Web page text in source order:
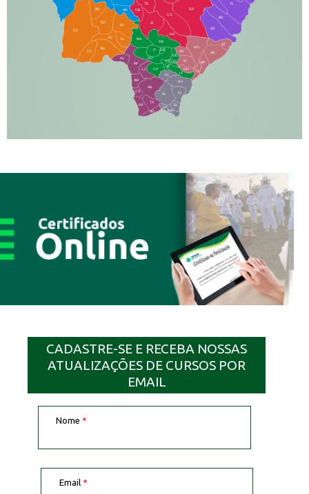
AN
TL
BR
SR
BT
AR
RP
CG
SI
NA
TA
NH
JT
RB
MA
IT
DR
DO
CP
JU
NV
IQ
EL
BD
BO
NI
JD
PO
BV
CC
PP
AJ
LC
AM
AB
JP
DB
TE
CS
PR
TA
SQ
IG
MN
NO
BP
GL
AN
IV
FS
VC
GD
DE
CADASTRE-SE E RECEBA NOSSAS
ATUALIZAÇÕES DE CURSOS POR
EMAIL
Nome *
Email *